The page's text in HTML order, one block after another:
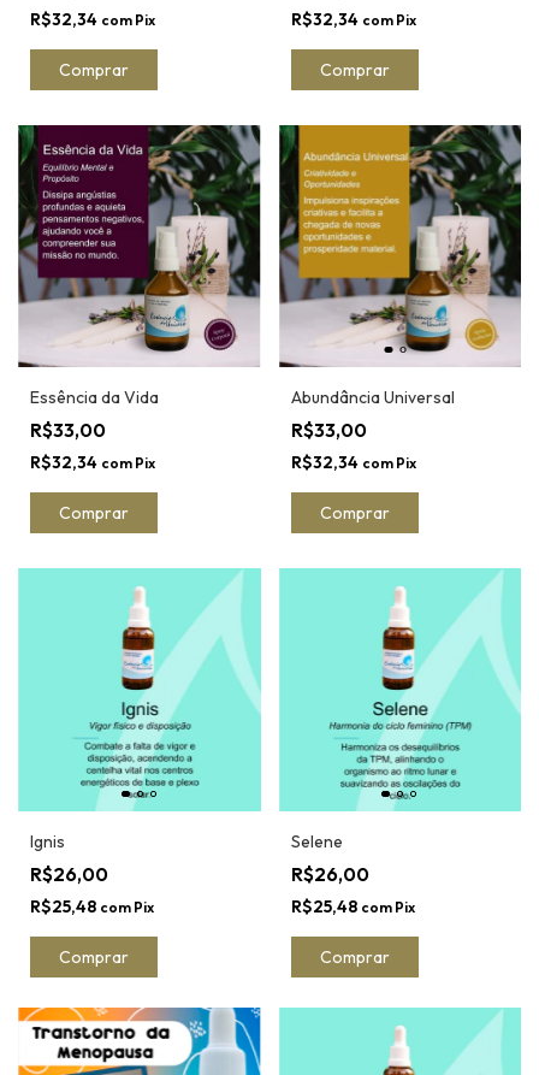
R$32,34 com Pix R$32,34 com Pix
Essência da Vida
R$33,00
R$32,34 com Pix
Abundância Universal
R$33,00
R$32,34 com Pix
Ignis
R$26,00
R$25,48 com Pix
Comprar
Selene
R$26,00
R$25,48 com Pix
Comprar